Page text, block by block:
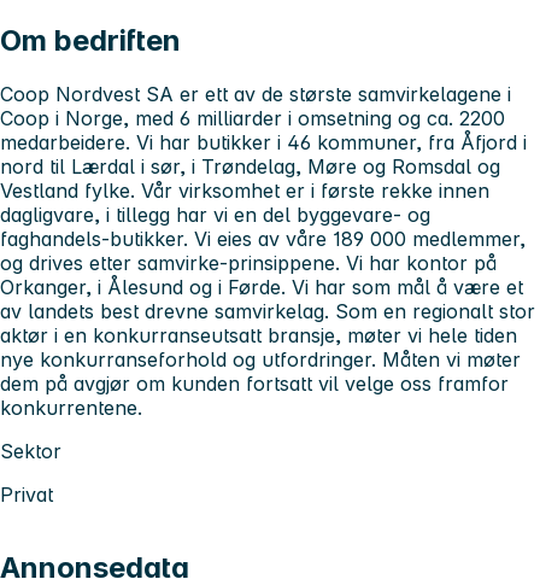
Om bedriften
Coop Nordvest SA er ett av de største samvirkelagene i
Coop i Norge, med 6 milliarder i omsetning og ca. 2200
medarbeidere. Vi har butikker i 46 kommuner, fra Åfjord i
nord til Lærdal i sør, i Trøndelag, Møre og Romsdal og
Vestland fylke. Vår virksomhet er i første rekke innen
dagligvare, i tillegg har vi en del byggevare- og
faghandels-butikker. Vi eies av våre 189 000 medlemmer,
og drives etter samvirke-prinsippene. Vi har kontor på
Orkanger, i Ålesund og i Førde. Vi har som mål å være et
av landets best drevne samvirkelag. Som en regionalt stor
aktør i en konkurranseutsatt bransje, møter vi hele tiden
nye konkurranseforhold og utfordringer. Måten vi møter
dem på avgjør om kunden fortsatt vil velge oss framfor
konkurrentene.
Sektor
Privat
Annonsedata